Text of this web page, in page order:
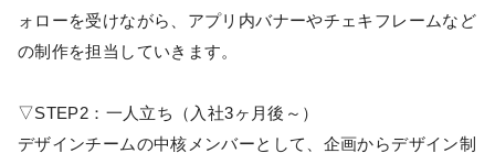
ォローを受けながら、アプリ内バナーやチェキフレームなど
の制作を担当していきます。
▽STEP2：一人立ち（入社3ヶ月後～）
デザインチームの中核メンバーとして、企画からデザイン制